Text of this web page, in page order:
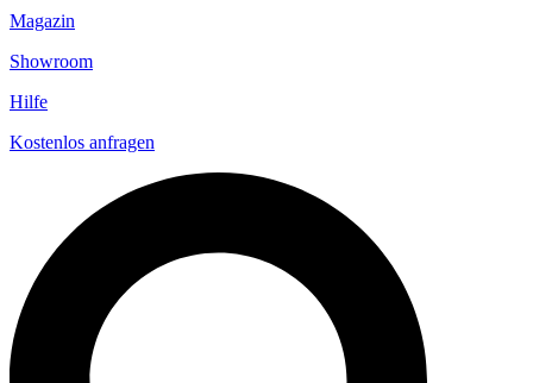
Magazin
Showroom
Hilfe
Kostenlos anfragen